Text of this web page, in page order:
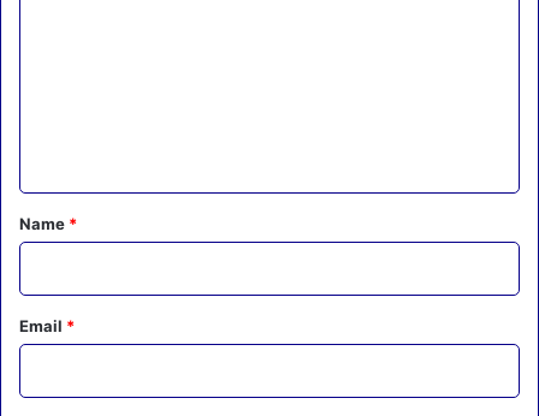
*
Name *
Email *